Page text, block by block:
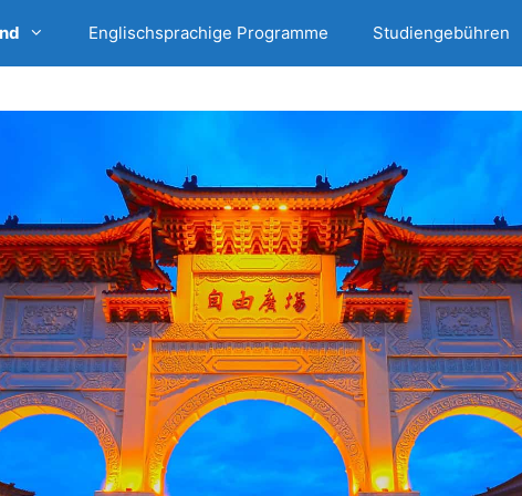
Englischsprachige Programme Studiengebühren